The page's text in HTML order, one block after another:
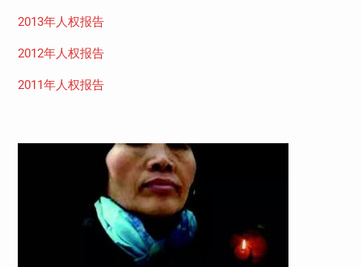
2013年人权报告
2012年人权报告
2011年人权报告